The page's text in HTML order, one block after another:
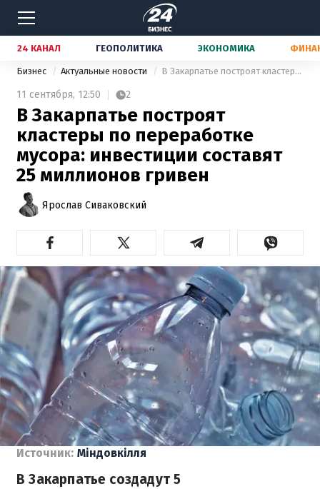
24 КАНАЛ ГЕОПОЛИТИКА ЭКОНОМИКА
Бизнес Актуальные новости В Закарпатье построят кластеры по переработке мусора: инвестиции составят 25 миллионов гривен
11 сентября, 12:50 2
В Закарпатье построят
кластеры по переработке
мусора: инвестиции составят
25 миллионов гривен
Ярослав Сиваковский
Источник: Міндовкілля
В Закарпатье создадут 5